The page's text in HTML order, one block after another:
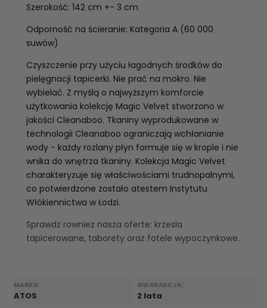
Szerokość: 142 cm +- 3 cm
Odporność na ścieranie: Kategoria A (60 000
suwów)
Czyszczenie przy użyciu łagodnych środków do
pielęgnacji tapicerki. Nie prać na mokro. Nie
wybielać. Z myślą o najwyższym komforcie
użytkowania kolekcję Magic Velvet stworzono w
jakości Cleanaboo. Tkaniny wyprodukowane w
technologii Cleanaboo ograniczają wchłanianie
wody - każdy rozlany płyn formuje się w krople i nie
wnika do wnętrza tkaniny. Kolekcja Magic Velvet
charakteryzuje się właściwościami trudnopalnymi,
co potwierdzone zostało atestem Instytutu
Włókiennictwa w Łodzi.
Sprawdz rowniez nasza oferte: krzesla
tapicerowane, taborety oraz fotele wypoczynkowe.
MARKA:
ATOS
GWARANCJA:
2 lata